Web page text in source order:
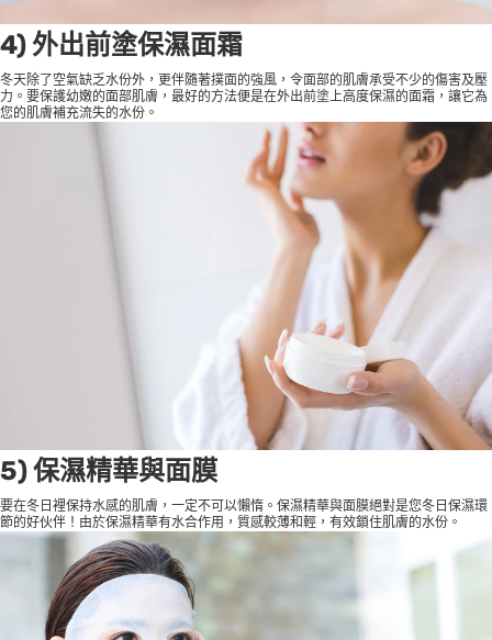
4) 外出前塗保濕面霜
冬天除了空氣缺乏水份外，更伴隨著撲面的強風，令面部的肌膚承受不少的傷害及壓
力。要保護幼嫩的面部肌膚，最好的方法便是在外出前塗上高度保濕的面霜，讓它為
您的肌膚補充流失的水份。
5) 保濕精華與面膜
要在冬日裡保持水感的肌膚，一定不可以懶惰。保濕精華與面膜絕對是您冬日保濕環
節的好伙伴！由於保濕精華有水合作用，質感較薄和輕，有效鎖住肌膚的水份。